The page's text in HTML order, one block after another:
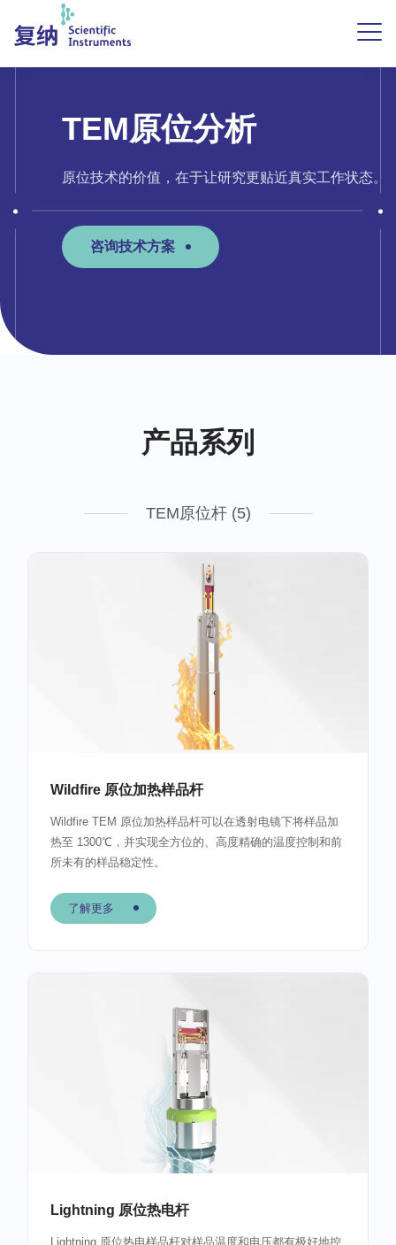
TEM原位分析
原位技术的价值，在于让研究更贴近真实工作状态。
咨询技术方案
产品系列
TEM原位杆 (5)
Wildfire 原位加热样品杆
Wildfire TEM 原位加热样品杆可以在透射电镜下将样品加
热至 1300℃，并实现全方位的、高度精确的温度控制和前
所未有的样品稳定性。
了解更多
Lightning 原位热电杆
Lightning 原位热电样品杆对样品温度和电压都有极好地控